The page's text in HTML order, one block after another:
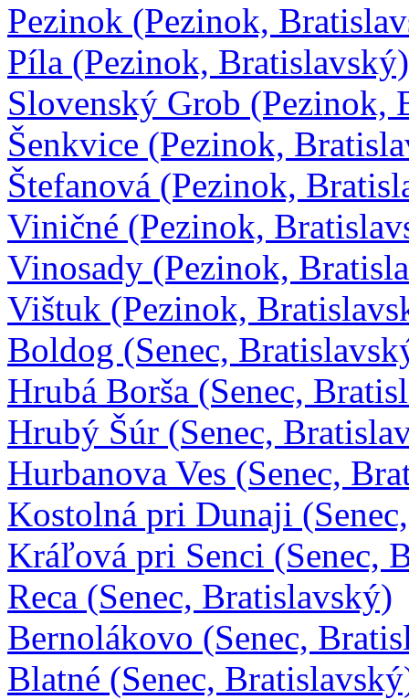
Pezinok (Pezinok,
Píla (Pezinok, Bratislavský)
Slovenský Grob (Pezinok,
Šenkvice (Pezinok,
Štefanová (Pezinok,
Viničné (Pezinok,
Vinosady (Pezinok,
Vištuk (Pezinok,
Boldog (Senec,
Hrubá Borša (Senec,
Hrubý Šúr (Senec,
Hurbanova Ves (Senec,
Kostolná pri Dunaji
Kráľová pri Senci (Senec,
Reca (Senec, Bratislavský)
Bernolákovo (Senec,
Blatné (Senec,